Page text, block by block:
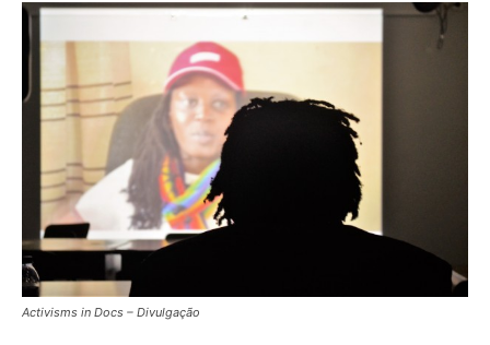
Activisms in Docs – Divulgação